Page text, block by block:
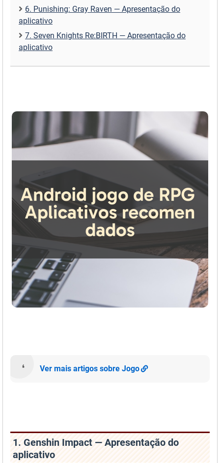
6. Punishing: Gray Raven — Apresentação do
aplicativo
7. Seven Knights Re:BIRTH — Apresentação do
aplicativo
Ver mais artigos sobre Jogo
1. Genshin Impact — Apresentação do
aplicativo